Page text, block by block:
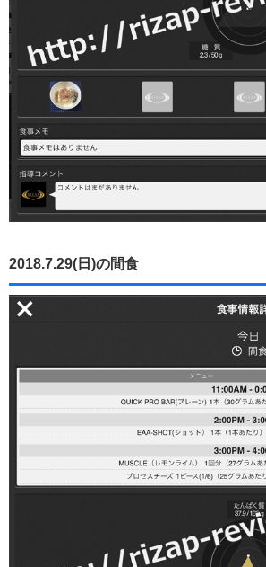
2018.7.29(日)の間食